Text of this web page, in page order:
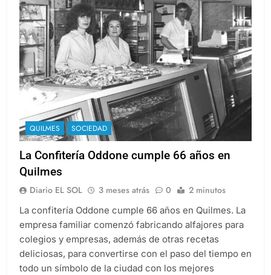
QUILMES SOCIEDAD
La Confitería Oddone cumple 66 años en
Quilmes
Diario EL SOL 3 meses atrás 0 2 minutos
La confitería Oddone cumple 66 años en Quilmes. La
empresa familiar comenzó fabricando alfajores para
colegios y empresas, además de otras recetas
deliciosas, para convertirse con el paso del tiempo en
todo un símbolo de la ciudad con los mejores